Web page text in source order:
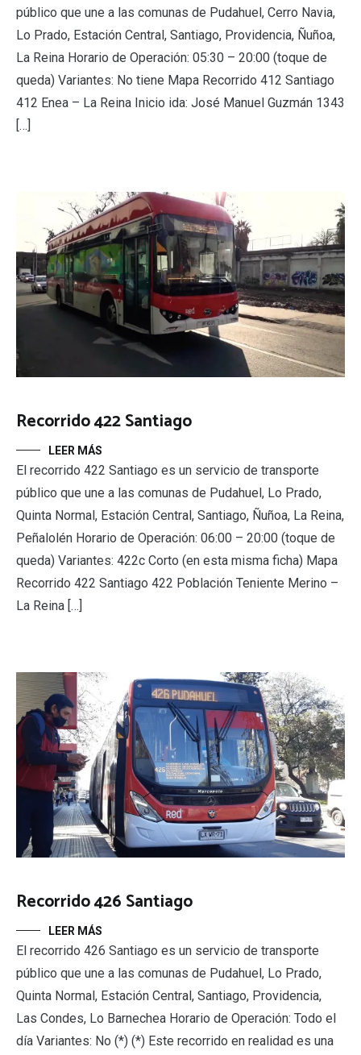
público que une a las comunas de Pudahuel, Cerro Navia,
Lo Prado, Estación Central, Santiago, Providencia, Ñuñoa,
La Reina Horario de Operación: 05:30 – 20:00 (toque de
queda) Variantes: No tiene Mapa Recorrido 412 Santiago
412 Enea – La Reina Inicio ida: José Manuel Guzmán 1343
[…]
Recorrido 422 Santiago
LEER MÁS
El recorrido 422 Santiago es un servicio de transporte
público que une a las comunas de Pudahuel, Lo Prado,
Quinta Normal, Estación Central, Santiago, Ñuñoa, La Reina,
Peñalolén Horario de Operación: 06:00 – 20:00 (toque de
queda) Variantes: 422c Corto (en esta misma ficha) Mapa
Recorrido 422 Santiago 422 Población Teniente Merino –
La Reina […]
Recorrido 426 Santiago
LEER MÁS
El recorrido 426 Santiago es un servicio de transporte
público que une a las comunas de Pudahuel, Lo Prado,
Quinta Normal, Estación Central, Santiago, Providencia,
Las Condes, Lo Barnechea Horario de Operación: Todo el
día Variantes: No (*) (*) Este recorrido en realidad es una